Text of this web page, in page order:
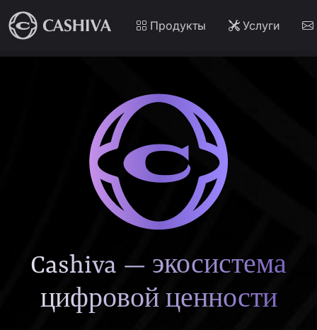
Продукты Услуги
Cashiva — экосистема
цифровой ценности